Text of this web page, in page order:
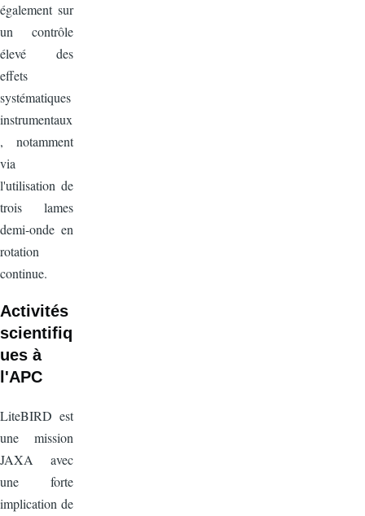
également sur
un contrôle
élevé des
effets
systématiques
instrumentaux
, notamment
via
l'utilisation de
trois lames
demi-onde en
rotation
continue.
Activités
scientifiq
ues à
l'APC
LiteBIRD est
une mission
JAXA avec
une forte
implication de